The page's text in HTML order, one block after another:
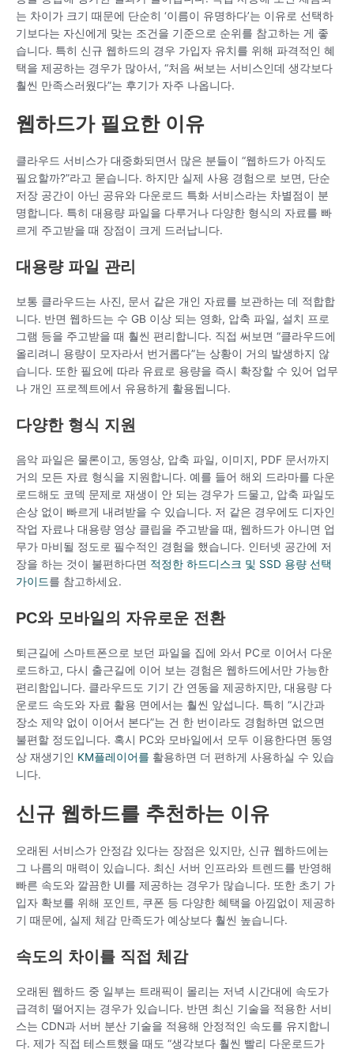
는 차이가 크기 때문에 단순히 ‘이름이 유명하다’는 이유로 선택하
기보다는 자신에게 맞는 조건을 기준으로 순위를 참고하는 게 좋
습니다. 특히 신규 웹하드의 경우 가입자 유치를 위해 파격적인 혜
택을 제공하는 경우가 많아서, “처음 써보는 서비스인데 생각보다
훨씬 만족스러웠다”는 후기가 자주 나옵니다.
웹하드가 필요한 이유
클라우드 서비스가 대중화되면서 많은 분들이 “웹하드가 아직도
필요할까?”라고 묻습니다. 하지만 실제 사용 경험으로 보면, 단순
저장 공간이 아닌 공유와 다운로드 특화 서비스라는 차별점이 분
명합니다. 특히 대용량 파일을 다루거나 다양한 형식의 자료를 빠
르게 주고받을 때 장점이 크게 드러납니다.
대용량 파일 관리
보통 클라우드는 사진, 문서 같은 개인 자료를 보관하는 데 적합합
니다. 반면 웹하드는 수 GB 이상 되는 영화, 압축 파일, 설치 프로
그램 등을 주고받을 때 훨씬 편리합니다. 직접 써보면 “클라우드에
올리려니 용량이 모자라서 번거롭다”는 상황이 거의 발생하지 않
습니다. 또한 필요에 따라 유료로 용량을 즉시 확장할 수 있어 업무
나 개인 프로젝트에서 유용하게 활용됩니다.
다양한 형식 지원
음악 파일은 물론이고, 동영상, 압축 파일, 이미지, PDF 문서까지
거의 모든 자료 형식을 지원합니다. 예를 들어 해외 드라마를 다운
로드해도 코덱 문제로 재생이 안 되는 경우가 드물고, 압축 파일도
손상 없이 빠르게 내려받을 수 있습니다. 저 같은 경우에도 디자인
작업 자료나 대용량 영상 클립을 주고받을 때, 웹하드가 아니면 업
무가 마비될 정도로 필수적인 경험을 했습니다. 인터넷 공간에 저
장을 하는 것이 불편하다면 적정한 하드디스크 및 SSD 용량 선택
가이드를 참고하세요.
PC와 모바일의 자유로운 전환
퇴근길에 스마트폰으로 보던 파일을 집에 와서 PC로 이어서 다운
로드하고, 다시 출근길에 이어 보는 경험은 웹하드에서만 가능한
편리함입니다. 클라우드도 기기 간 연동을 제공하지만, 대용량 다
운로드 속도와 자료 활용 면에서는 훨씬 앞섭니다. 특히 “시간과
장소 제약 없이 이어서 본다”는 건 한 번이라도 경험하면 없으면
불편할 정도입니다. 혹시 PC와 모바일에서 모두 이용한다면 동영
상 재생기인 KM플레이어를 활용하면 더 편하게 사용하실 수 있습
니다.
신규 웹하드를 추천하는 이유
오래된 서비스가 안정감 있다는 장점은 있지만, 신규 웹하드에는
그 나름의 매력이 있습니다. 최신 서버 인프라와 트렌드를 반영해
빠른 속도와 깔끔한 UI를 제공하는 경우가 많습니다. 또한 초기 가
입자 확보를 위해 포인트, 쿠폰 등 다양한 혜택을 아낌없이 제공하
기 때문에, 실제 체감 만족도가 예상보다 훨씬 높습니다.
속도의 차이를 직접 체감
오래된 웹하드 중 일부는 트래픽이 몰리는 저녁 시간대에 속도가
급격히 떨어지는 경우가 있습니다. 반면 최신 기술을 적용한 서비
스는 CDN과 서버 분산 기술을 적용해 안정적인 속도를 유지합니
다. 제가 직접 테스트했을 때도 “생각보다 훨씬 빨리 다운로드가